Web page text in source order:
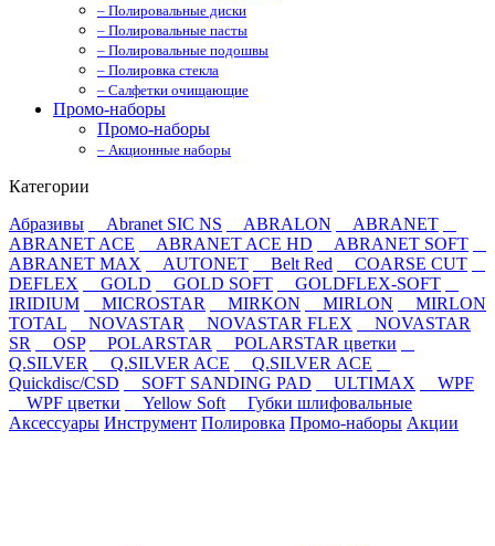
– Полировальные диски
– Полировальные пасты
– Полировальные подошвы
– Полировка стекла
– Салфетки очищающие
Промо-наборы
Промо-наборы
– Акционные наборы
Категории
Абразивы
Abranet SIC NS ABRALON
ABRANET
ABRANET ACE
ABRANET ACE HD
ABRANET SOFT
ABRANET MAX
AUTONET Belt Red
COARSE CUT
DEFLEX
GOLD GOLD SOFT
GOLDFLEX-SOFT
IRIDIUM
MICROSTAR MIRKON MIRLON
MIRLON
TOTAL
NOVASTAR NOVASTAR FLEX
NOVASTAR
SR
OSP POLARSTAR
POLARSTAR цветки
Q.SILVER
Q.SILVER ACE
Q.SILVER ACE
Quickdisc/CSD
SOFT SANDING PAD ULTIMAX
WPF
WPF цветки
Yellow Soft
Губки шлифовальные
Аксессуары Инструмент Полировка Промо-наборы Акции